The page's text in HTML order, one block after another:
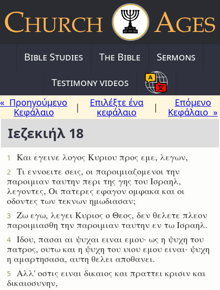
Bible Studies The Bible
Sermons
Testimony videos
« Προηγούμενο
Κεφάλαιο
|
Επιλέξτε ένα
κεφάλαιο
|
Επόμενο
Κεφάλαιο »
Ιεζεκιήλ 18
1 Και εγεινε λογος Κυριου προς εμε, λεγων,
2
Τι εννοειτε σεις, οι παροιμιαζομενοι την
παροιμιαν ταυτην περι της γης του Ισραηλ,
λεγοντες, Οι πατερες εφαγον ομφακα και οι
οδοντες των τεκνων ημωδιασαν;
3
Ζω εγω, λεγει Κυριος ο Θεος, δεν θελετε πλεον
παροιμιασθη την παροιμιαν ταυτην εν τω Ισραηλ.
4
Ιδου, πασαι αι ψυχαι ειναι εμου· ως η ψυχη του
πατρος, ουτω και η ψυχη του υιου εμου ειναι· ψυχη
η αμαρτησασα, αυτη θελει αποθανει.
5
Αλλ' οστις ειναι δικαιος και πραττει κρισιν και
δικαιοσυνην,